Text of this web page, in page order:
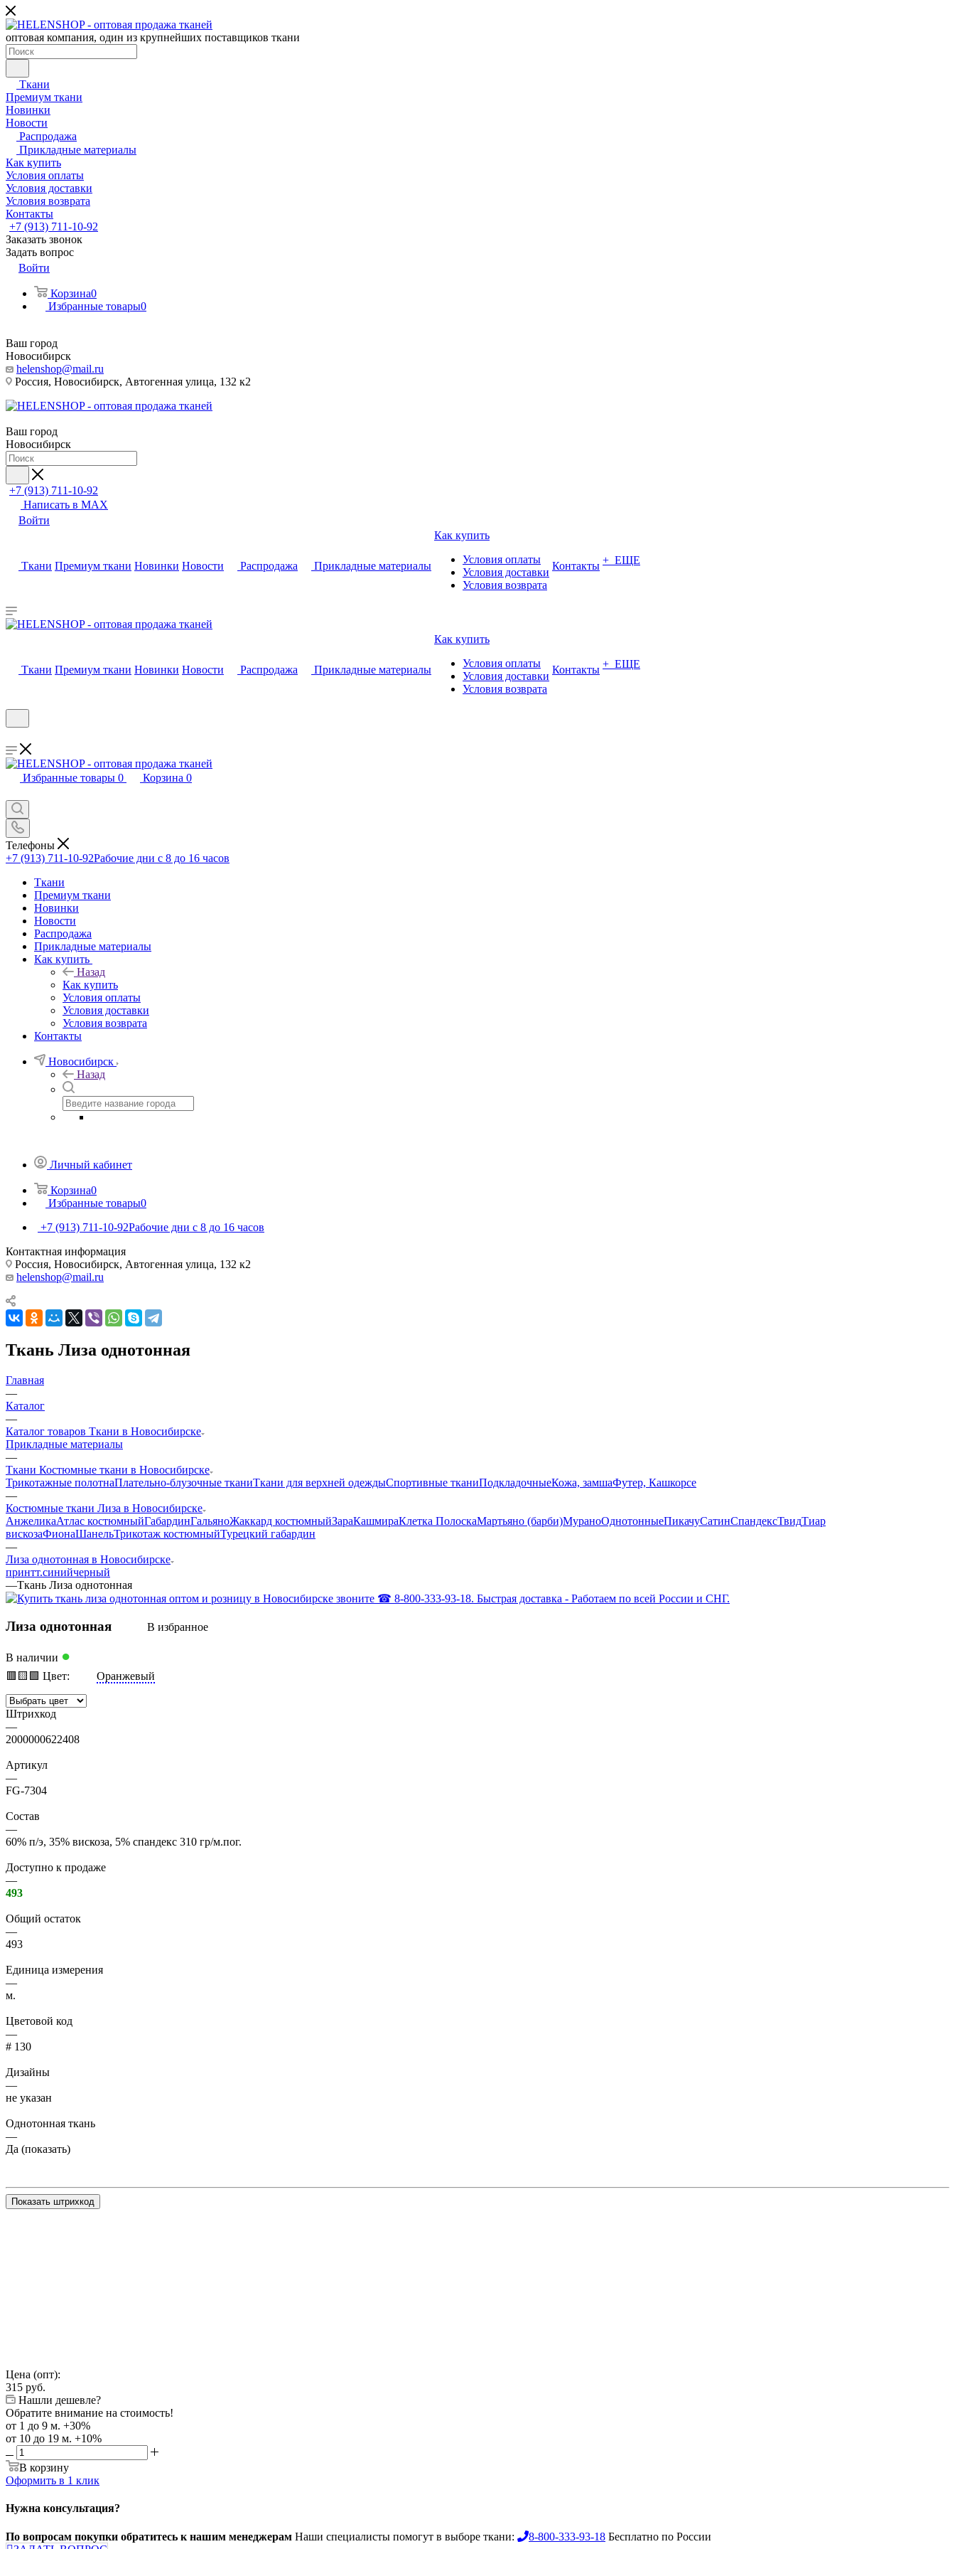
оптовая компания, один из крупнейших поставщиков ткани
Ткани
Премиум ткани
Новинки
Новости
Распродажа
Прикладные материалы
Как купить
Условия оплаты
Условия доставки
Условия возврата
Контакты
+7 (913) 711-10-92
Заказать звонок
Задать вопрос
Войти
Корзина0
Избранные товары0
Ваш город
Новосибирск
helenshop@mail.ru
Россия, Новосибирск, Автогенная улица, 132 к2
Ваш город
Новосибирск
+7 (913) 711-10-92
Написать в MAX
Войти
Ткани Премиум ткани Новинки Новости Распродажа Прикладные материалы
Как купить
Условия оплаты
Условия доставки
Условия возврата
Контакты + ЕЩЕ
Ткани Премиум ткани Новинки Новости Распродажа Прикладные материалы
Как купить
Условия оплаты
Условия доставки
Условия возврата
Контакты + ЕЩЕ
Избранные товары 0 Корзина 0
Телефоны
+7 (913) 711-10-92Рабочие дни с 8 до 16 часов
Ткани
Премиум ткани
Новинки
Новости
Распродажа
Прикладные материалы
Как купить
Назад
Как купить
Условия оплаты
Условия доставки
Условия возврата
Контакты
Новосибирск
Назад
Личный кабинет
Корзина0
Избранные товары0
+7 (913) 711-10-92Рабочие дни с 8 до 16 часов
Контактная информация
Россия, Новосибирск, Автогенная улица, 132 к2
helenshop@mail.ru
Ткань Лиза однотонная
Главная
—
Каталог
—
Каталог товаров Ткани в Новосибирске
Прикладные материалы
—
Ткани Костюмные ткани в Новосибирске
Трикотажные полотнаПлательно-блузочные тканиТкани для верхней одеждыСпортивные тканиПодкладочныеКожа, замшаФутер, Кашкорсе
—
Костюмные ткани Лиза в Новосибирске
АнжеликаАтлас костюмныйГабардинГальяноЖаккард костюмныйЗараКашмираКлетка ПолоскаМартьяно (барби)МураноОднотонныеПикачуСатинСпандексТвидТиар
вискозаФионаШанельТрикотаж костюмныйТурецкий габардин
—
Лиза однотонная в Новосибирске
принтт.синийчерный
—Ткань Лиза однотонная
Лиза однотонная В избранное
В наличии ●
🟥 🟨 🟩 Цвет: Оранжевый
Штрихкод
—
2000000622408
Артикул
—
FG-7304
Состав
—
60% п/э, 35% вискоза, 5% спандекс 310 гр/м.пог.
Доступно к продаже
—
493
Общий остаток
—
493
Единица измерения
—
м.
Цветовой код
—
# 130
Дизайны
—
не указан
Однотонная ткань
—
Да (показать)
Показать штрихкод
Цена (опт):
315 руб.
Нашли дешевле?
Обратите внимание на стоимость!
от 1 до 9 м. +30%
от 10 до 19 м. +10%
В корзину
Оформить в 1 клик
Нужна консультация?
По вопросам покупки обратитесь к нашим менеджерам Наши специалисты помогут в выборе ткани: 8-800-333-93-18 Бесплатно по России